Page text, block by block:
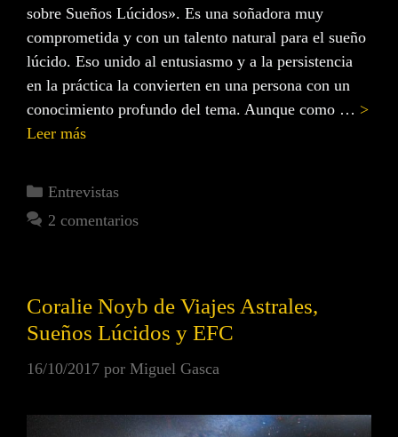
sobre Sueños Lúcidos». Es una soñadora muy
comprometida y con un talento natural para el sueño
lúcido. Eso unido al entusiasmo y a la persistencia
en la práctica la convierten en una persona con un
conocimiento profundo del tema. Aunque como … >
Leer más
Entrevistas
2 comentarios
Coralie Noyb de Viajes Astrales,
Sueños Lúcidos y EFC
16/10/2017 por Miguel Gasca